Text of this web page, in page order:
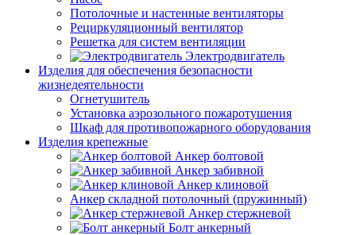
Потолочные и настенные вентиляторы
Рециркуляционный вентилятор
Решетка для систем вентиляции
Электродвигатель
Изделия для обеспечения безопасности
жизнедеятельности
Огнетушитель
Установка аэрозольного пожаротушения
Шкаф для противопожарного оборудования
Изделия крепежные
Анкер болтовой
Анкер забивной
Анкер клиновой
Анкер складной потолочный (пружинный)
Анкер стержневой
Болт анкерный